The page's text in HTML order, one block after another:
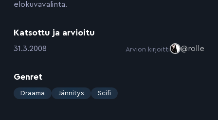
elokuvavalinta.
Katsottu ja arvioitu
:31.3.2008 Arvion kirjoitti @rolle
Genret
: Draama Jännitys Scifi